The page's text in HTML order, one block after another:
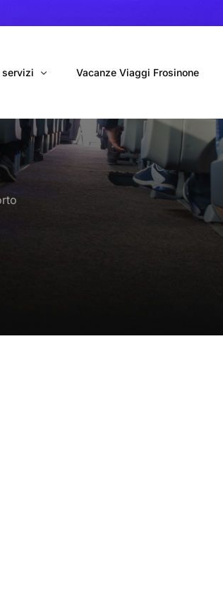
servizi
da Fiumicino
da Ciampino
Tour privati
Vacanze Viaggi Frosinone